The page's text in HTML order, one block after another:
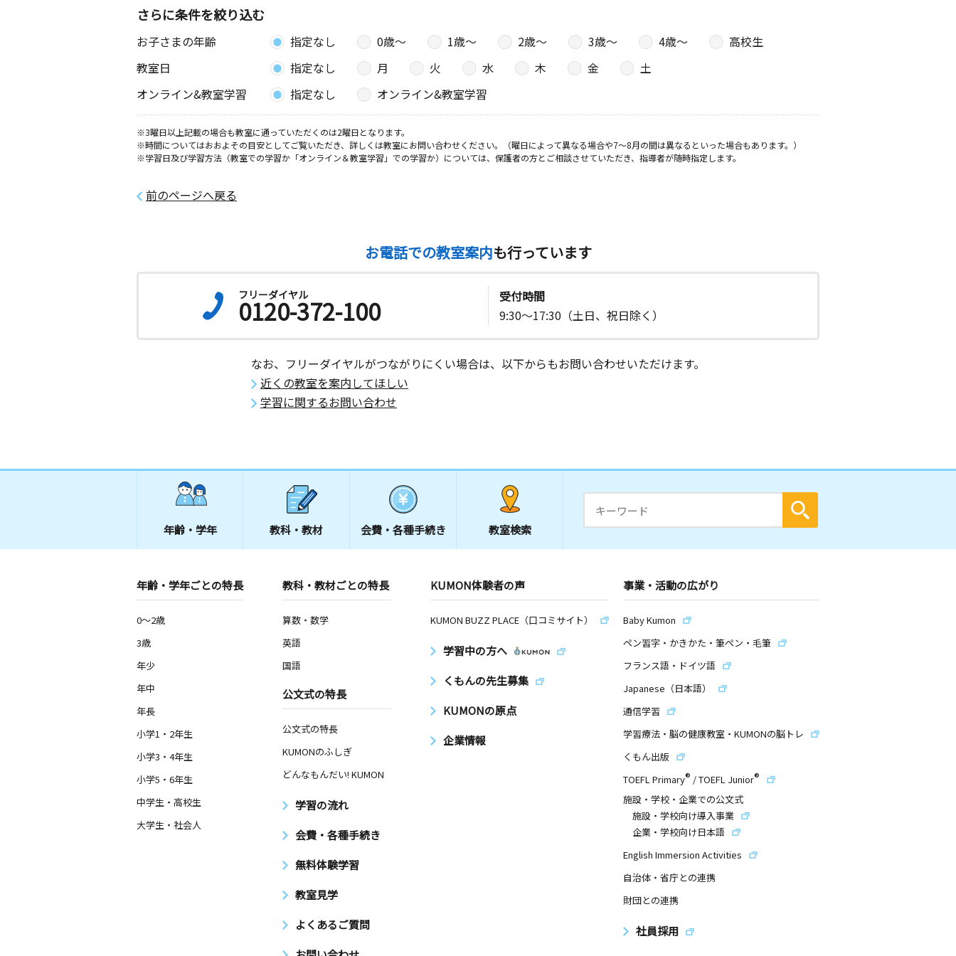
さらに条件を絞り込む
お子さまの年齢 指定なし 0歳〜 1歳〜 2歳〜 3歳〜 4歳〜
高校生
教室日
指定なし 月 火 水 木 金
土
オンライン&教室学習
指定なし オンライン&教室学習
※3曜日以上記載の場合も教室に通っていただくのは2曜日となります。
※時間についてはおおよその目安としてご覧いただき、詳しくは教室にお問い合わせください。（曜日によって異なる場合や7～8月の間は異なるといった場合もあります。）
※学習日及び学習方法（教室での学習か「オンライン＆教室学習」での学習か）については、保護者の方とご相談させていただき、指導者が随時指定します。
前のページへ戻る
お電話での教室案内も行っています
フリーダイヤル
0120-372-100
受付時間
9:30～17:30（土日、祝日除く）
なお、フリーダイヤルがつながりにくい場合は、以下からもお問い合わせいただけます。
近くの教室を案内してほしい
学習に関するお問い合わせ
年齢・学年 教科・教材 会費・ 各種手続き 教室検索
年齢・学年ごとの特長
0～2歳
3歳
年少
年中
年長
小学1・2年生
小学3・4年生
小学5・6年生
中学生・高校生
大学生・社会人
教科・教材ごとの特長
算数・数学
英語
国語
公文式の特長
公文式の特長
KUMONのふしぎ
どんなもんだい! KUMON
学習の流れ
会費・各種手続き
無料体験学習
教室見学
よくあるご質問
KUMON体験者の声
KUMON BUZZ PLACE（口コミサイト）
学習中の方へ
くもんの先生募集
KUMONの原点
企業情報
事業・活動の広がり
Baby Kumon
ペン習字・かきかた・筆ペン・毛筆
フランス語・ドイツ語
Japanese（日本語）
通信学習
学習療法・脳の健康教室・KUMONの脳トレ
くもん出版
TOEFL Primary® /TOEFL Junior®
施設・学校・企業での公文式
施設・学校向け導入事業
企業・学校向け日本語
English Immersion Activities
自治体・省庁との連携
財団との連携
社員採用